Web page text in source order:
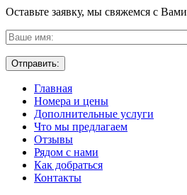
Оставьте заявку, мы свяжемся с Вами
Главная
Номера и цены
Дополнительные услуги
Что мы предлагаем
Отзывы
Рядом с нами
Как добраться
Контакты